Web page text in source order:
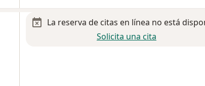
La reserva de citas en línea no está
Solicita una cita